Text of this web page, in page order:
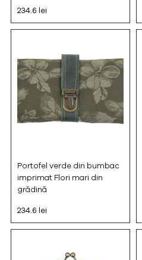
234.6 lei
Portofel verde din bumbac
imprimat Flori mari din
grădină
234.6 lei